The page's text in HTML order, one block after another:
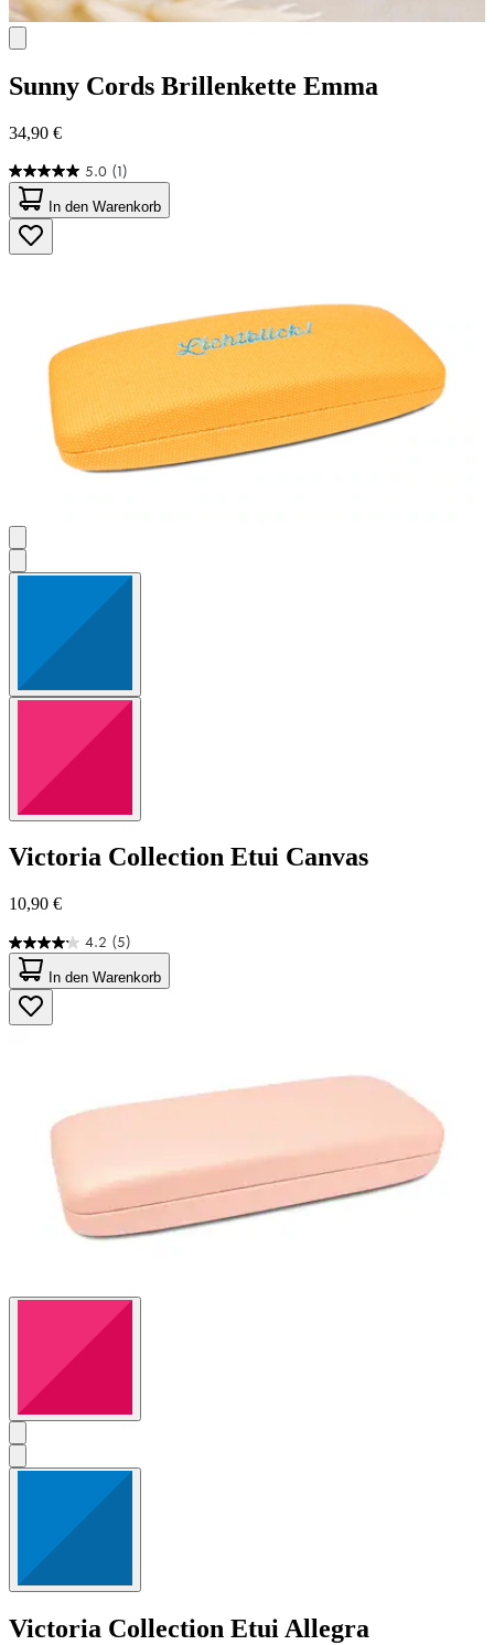
Sunny Cords Brillenkette Emma
34,90 €
5.0 (1)
5.0
von
5
Sternen.
1
In den Warenkorb
Victoria Collection Etui Canvas
10,90 €
4.2 (5)
4.2
von
5
Sternen.
5
In den Warenkorb
Victoria Collection Etui Allegra